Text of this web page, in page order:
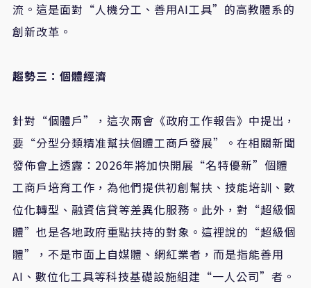
流。這是面對“人機分工、善用AI工具”的高教體系的
創新改革。
趨勢三：個體經濟
針對“個體戶”，這次兩會《政府工作報告》中提出，
要“分型分類精准幫扶個體工商戶發展”。在相關新聞
發佈會上透露：2026年將加快開展“名特優新”個體
工商戶培育工作，為他們提供初創幫扶、技能培訓、數
位化轉型、融資信貸等差異化服務。此外，對“超級個
體”也是各地政府重點扶持的對象。這裡說的“超級個
體”，不是市面上自媒體、網紅業者，而是指能善用
AI、數位化工具等科技基礎設施組建“一人公司”者。